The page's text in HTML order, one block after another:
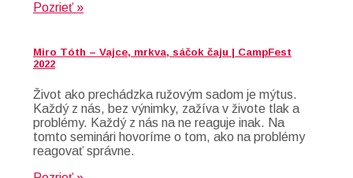
Pozrieť »
Miro Tóth – Vajce, mrkva, sáčok čaju | CampFest
2022
Život ako prechádzka ružovým sadom je mýtus.
Každý z nás, bez výnimky, zažíva v živote tlak a
problémy. Každý z nás na ne reaguje inak. Na
tomto seminári hovoríme o tom, ako na problémy
reagovať správne.